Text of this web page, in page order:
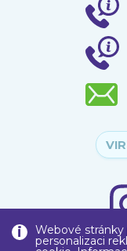
Webové stránky
personalizaci